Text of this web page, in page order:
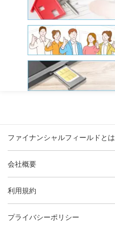
ファイナンシャルフィールドとは
会社概要
利用規約
プライバシーポリシー